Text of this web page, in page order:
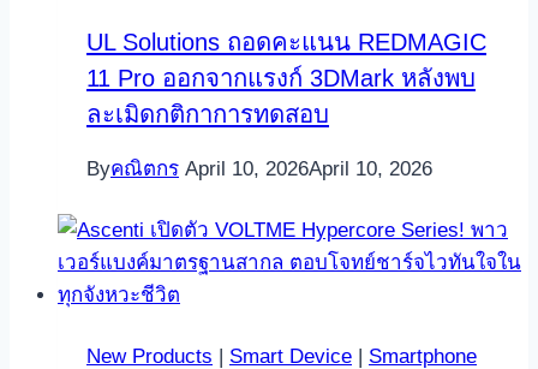
UL Solutions ถอดคะแนน REDMAGIC
11 Pro ออกจากแรงก์ 3DMark หลังพบ
ละเมิดกติกาการทดสอบ
Byคณิตกร April 10, 2026April 10, 2026
New Products | Smart Device | Smartphone